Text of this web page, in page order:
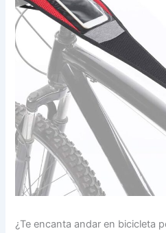
¿Te encanta andar en bicicleta